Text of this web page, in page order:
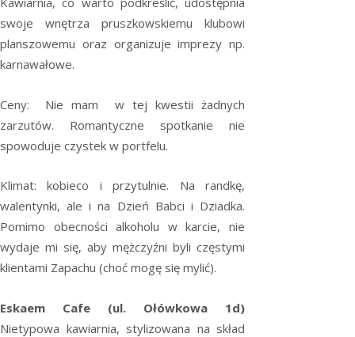
swoje wnętrza pruszkowskiemu klubowi
planszowemu oraz organizuje imprezy np.
karnawałowe.
Ceny: Nie mam w tej kwestii żadnych
zarzutów. Romantyczne spotkanie nie
spowoduje czystek w portfelu.
Klimat: kobieco i przytulnie. Na randkę,
walentynki, ale i na Dzień Babci i Dziadka.
Pomimo obecności alkoholu w karcie, nie
wydaje mi się, aby mężczyźni byli częstymi
klientami Zapachu (choć mogę się mylić).
Eskaem Cafe (ul. Ołówkowa 1d)
Nietypowa kawiarnia, stylizowana na skład